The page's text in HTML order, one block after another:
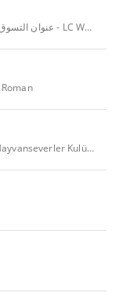
LC Waikiki: عنوان التسوق أونلاين للأناقة ف الملابس - LC Waikiki
Petlebi.com - Online Pet Shop ve Hayvanseverler Kulübü